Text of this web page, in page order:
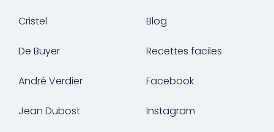
Cristel
De Buyer
André Verdier
Jean Dubost
Blog
Recettes faciles
Facebook
Instagram